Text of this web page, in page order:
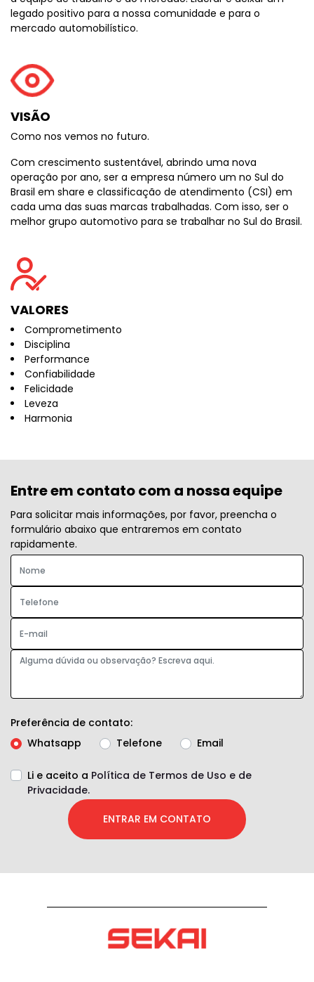
legado positivo para a nossa comunidade e para o
mercado automobilístico.
VISÃO
Como nos vemos no futuro.
Com crescimento sustentável, abrindo uma nova
operação por ano, ser a empresa número um no Sul do
Brasil em share e classificação de atendimento (CSI) em
cada uma das suas marcas trabalhadas. Com isso, ser o
melhor grupo automotivo para se trabalhar no Sul do Brasil.
VALORES
Comprometimento
Disciplina
Performance
Confiabilidade
Felicidade
Leveza
Harmonia
Entre em contato com a nossa equipe
Para solicitar mais informações, por favor, preencha o
formulário abaixo que entraremos em contato
rapidamente.
Preferência de contato:
Whatsapp
Telefone Email
Li e aceito a Política de Termos de Uso e de
Privacidade.
ENTRAR EM CONTATO